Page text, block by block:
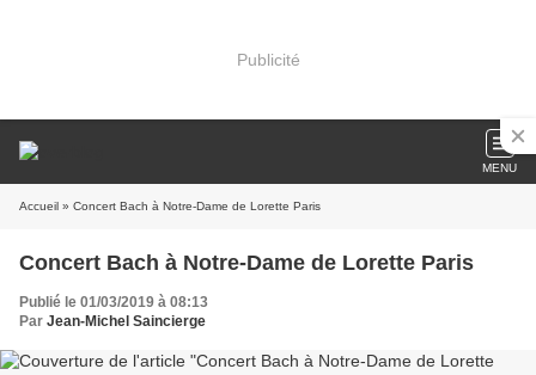
Publicité
MENU
Accueil » Concert Bach à Notre-Dame de Lorette Paris
Concert Bach à Notre-Dame de Lorette Paris
Publié le 01/03/2019 à 08:13
Par Jean-Michel Saincierge